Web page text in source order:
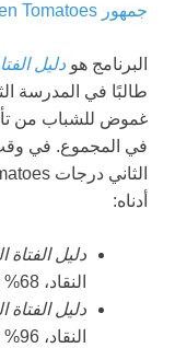
جمهور Rotten Tomatoes للموسم الثاني.
البرنامج هو دليل
طالبًا في المدرسة
غموض للشباب من
في المجموع. في
أدناه:
دليل الفتاة
النقاد، 68% تقييم الجمهور
دليل الفتاة
النقاد، 96% تقييم الجمهور